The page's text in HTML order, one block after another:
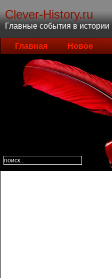
Clever-History.ru
Главные события в истории
Главная Новое